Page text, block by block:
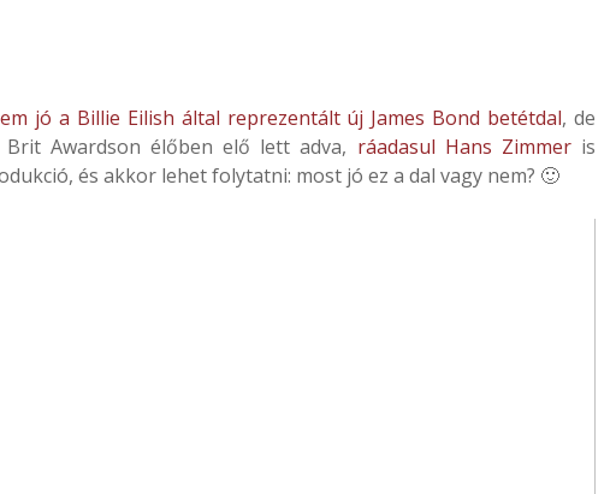
jó a Billie Eilish által reprezentált új James Bond betétdal, de
Brit Awardson élőben elő lett adva, ráadasul Hans Zimmeris
és akkor lehet folytatni: most jó ez a dal vagy nem? 🙂